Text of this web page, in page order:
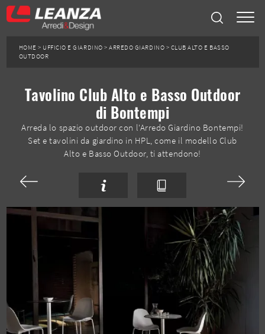
HOME > UFFICIO E GIARDINO >ARREDO GIARDINO > CLUB ALTO E BASSO
OUTDOOR
Tavolino Club Alto e Basso Outdoor
di Bontempi
Arreda lo spazio outdoor con l'Arredo Giardino Bontempi!
Set e tavolini da giardino in HPL, come il modello Club
Alto e Basso Outdoor, ti attendono!